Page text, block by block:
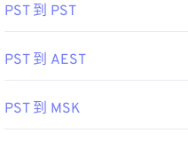
PST 到 PST
PST 到 AEST
PST 到 MSK